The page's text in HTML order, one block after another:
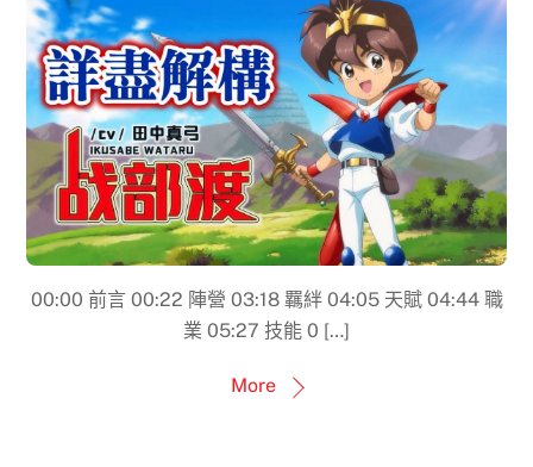
00:00 前言 00:22 陣營 03:18 羈絆 04:05 天賦 04:44 職
業 05:27 技能 0 […]
More